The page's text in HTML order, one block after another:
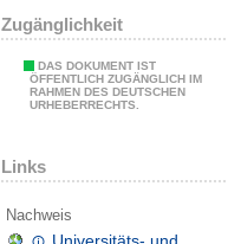
Zugänglichkeit
DAS DOKUMENT IST
ÖFFENTLICH ZUGÄNGLICH IM
RAHMEN DES DEUTSCHEN
URHEBERRECHTS.
Links
Nachweis
Universitäts- und